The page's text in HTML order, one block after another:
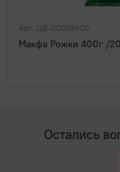
Арт. ЦБ-00003400
Макфа Рожки 400г /20
Остались